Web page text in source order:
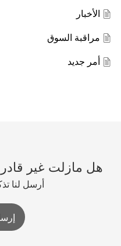
الأخبار
مراقبة السوق
أمر جديد
هل مازلت غير
أرسل لنا